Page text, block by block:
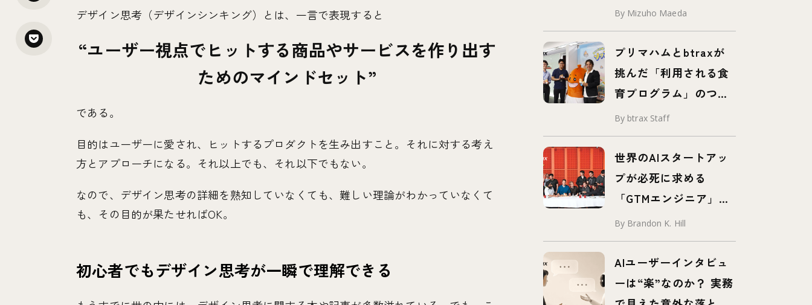
デザイン思考（デザインシンキング）とは、一言で表現すると
ユーザー視点でヒットする商品やサービスを作り出す
ためのマインドセット
である。
目的はユーザーに愛され、ヒットするプロダクトを生み出すこと。それに対する考え
方とアプローチになる。それ以上でも、それ以下でもない。
なので、デザイン思考の詳細を熟知していなくても、難しい理論がわかっていなくて
も、その目的が果たせればOK。
初心者でもデザイン思考が一瞬で理解できる
る、挑発するプロトタ
イプ「プロボタイプ」
とは
By Mizuho Maeda
プリマハムとbtraxが
挑んだ「利用される食
育プログラム」のつく
り方 – 事例紹介 –
By btrax Staff
世界のAIスタートアッ
プが必死に求める
「GTMエンジニア」と
は？
By Brandon K. Hill
AIユーザーインタビュ
ーは“楽”なのか？ 実務